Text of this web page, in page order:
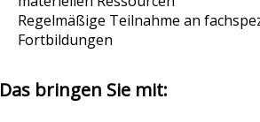
Regelmäßige Teilnahme an
Fortbildungen
Das bringen Sie mit: